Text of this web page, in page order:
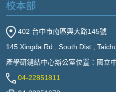
校本部
402 台中市南區興大路145號
145 Xingda Rd., South Dist.,
產學研鏈結中心辦公室位置：國立
04-22851811